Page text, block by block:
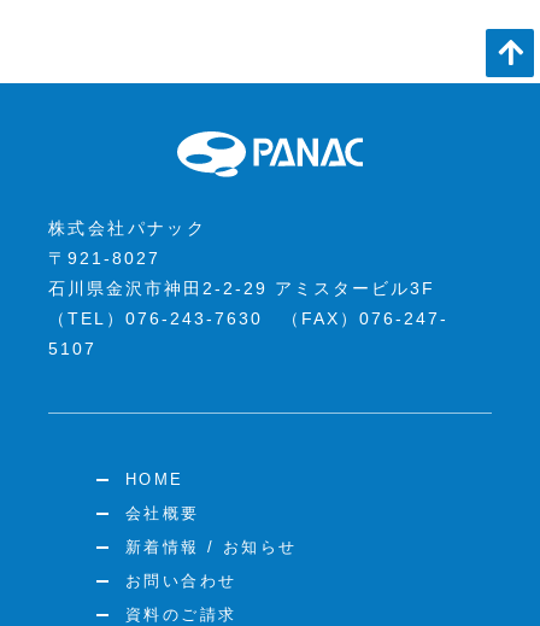
株式会社パナック
〒921-8027
石川県金沢市神田2-2-29 アミスタービル3F
（TEL）076-243-7630 （FAX）076-247-
5107
HOME
会社概要
新着情報 / お知らせ
お問い合わせ
資料のご請求